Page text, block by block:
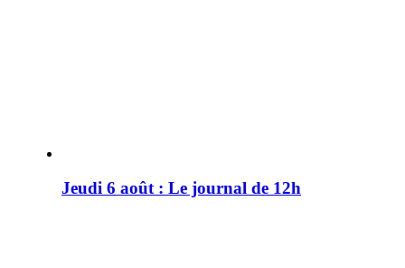
Jeudi 6 août : Le journal de 12h